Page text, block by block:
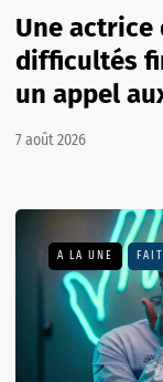
Une actrice
difficultés
un appel
7 août 2026
A LA UNE